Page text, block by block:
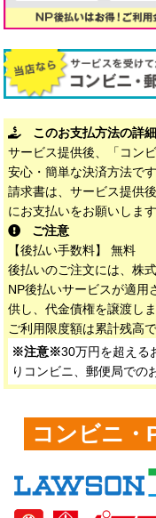
このお支払方法の詳細
サービス提供後、「コン
安心・簡単な決済方法です
請求書は、サービス提供
にお支払いをお願いします
ご注意
【後払い手数料】 無料
後払いのご注文には、株
NP後払いサービスが適用
供し、代金債権を譲渡しま
ご利用限度額は累計残高
※注意※30万円を超える
りコンビニ、郵便局での
コンビニ・